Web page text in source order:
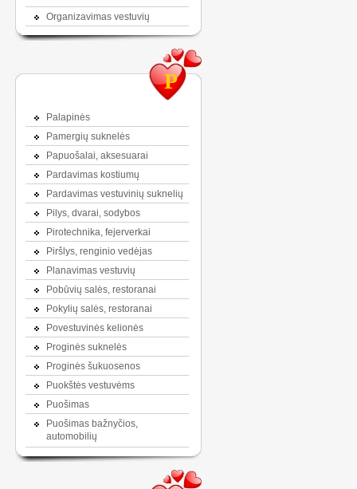
Organizavimas vestuvių
P
Palapinės
Pamergių suknelės
Papuošalai, aksesuarai
Pardavimas kostiumų
Pardavimas vestuvinių suknelių
Pilys, dvarai, sodybos
Pirotechnika, fejerverkai
Piršlys, renginio vedėjas
Planavimas vestuvių
Pobūvių salės, restoranai
Pokylių salės, restoranai
Povestuvinės kelionės
Proginės suknelės
Proginės šukuosenos
Puokštės vestuvėms
Puošimas
Puošimas bažnyčios,
automobilių